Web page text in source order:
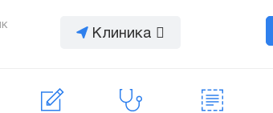
Клиника